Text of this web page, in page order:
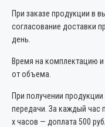
При заказе продукции в
согласование доставки
день.
Время на комплектацию и
от объема.
При получении
передачи. За каждый час
х часов — доплата 500